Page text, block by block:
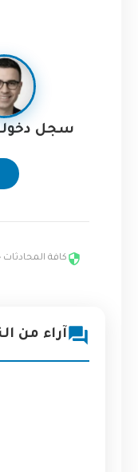
سجل
كافة
آراء من